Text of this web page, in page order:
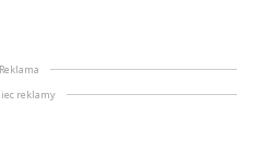
Reklama
reklamy